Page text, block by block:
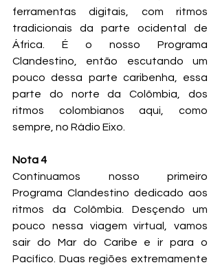
ferramentas digitais, com ritmos
tradicionais da parte ocidental de
África. É o nosso Programa
Clandestino, então escutando um
pouco dessa parte caribenha, essa
parte do norte da Colômbia, dos
ritmos colombianos aqui, como
sempre, no Rádio Eixo.
Nota 4
Continuamos nosso primeiro
Programa Clandestino dedicado aos
ritmos da Colômbia. Desçendo um
pouco nessa viagem virtual, vamos
sair do Mar do Caribe e ir para o
Pacífico. Duas regiões extremamente